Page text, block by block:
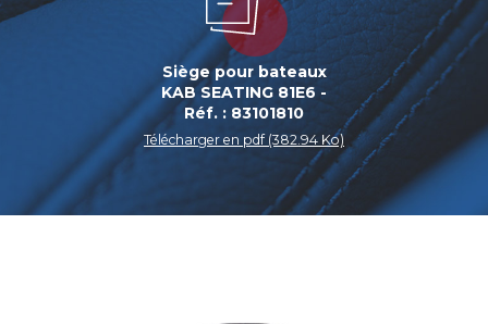
Siège pour bateaux
KAB SEATING 81E6 -
Réf. : 83101810
Télécharger en pdf (382.94 Ko)